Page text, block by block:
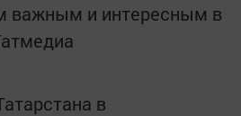
важным и интересным в
в